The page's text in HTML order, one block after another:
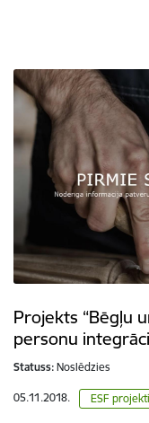
Projekts “Bēgļu
personu
Statuss: Noslēdzies
05.11.2018. ESF